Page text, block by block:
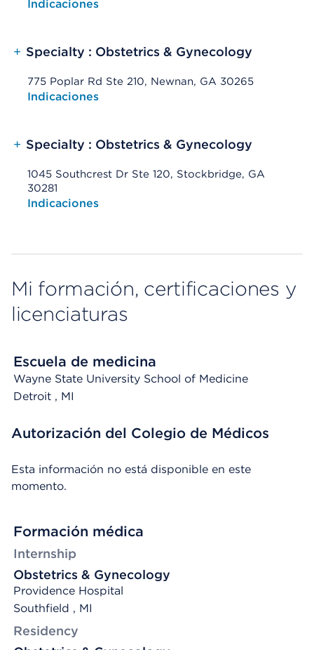
Opens native map application on mobile devices
Indicaciones
+ Specialty : Obstetrics & Gynecology
775 Poplar Rd Ste 210, Newnan, GA 30265
Opens native map application on mobile devices
Indicaciones
+ Specialty : Obstetrics & Gynecology
1045 Southcrest Dr Ste 120, Stockbridge, GA
30281
Opens native map application on mobile devices
Indicaciones
Mi formación, certificaciones y
licenciaturas
Escuela de medicina
Wayne State University School of Medicine
Detroit , MI
Autorización del Colegio de Médicos
Esta información no está disponible en este
momento.
Formación médica
Internship
Obstetrics & Gynecology
Providence Hospital
Southfield , MI
Residency